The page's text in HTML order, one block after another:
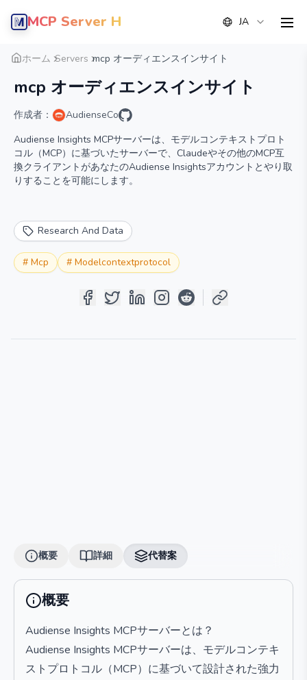
MCP Server Hub JA
ホーム Servers mcp オーディエンスインサイト
mcp オーディエンスインサイト
作成者：
AudienseCo
Audiense Insights MCPサーバーは、モデルコンテキストプロト
コル（MCP）に基づいたサーバーで、Claudeやその他のMCP互
換クライアントがあなたのAudiense Insightsアカウントとやり取
りすることを可能にします。
Research And Data
# Mcp # Modelcontextprotocol
概要 詳細 代替案
概要 詳細 代替案
概要
Audiense Insights MCPサーバーとは？
Audiense Insights MCPサーバーは、モデルコンテキ
ストプロトコル（MCP）に基づいて設計された強力